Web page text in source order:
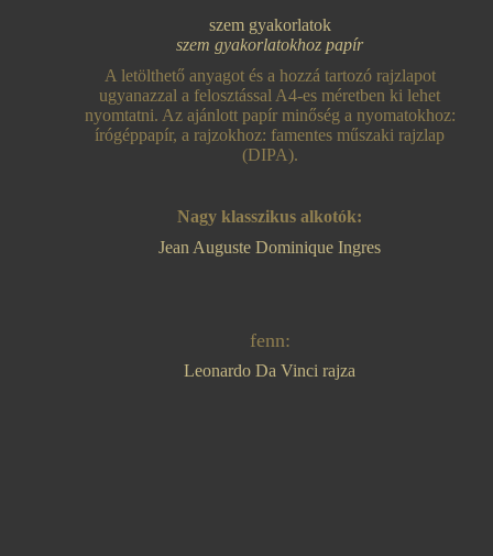
szem gyakorlatok
szem gyakorlatokhoz papír
A letölthető anyagot és a hozzá tartozó rajzlapot
ugyanazzal a felosztással A4-es méretben ki lehet
nyomtatni. Az ajánlott papír minőség a nyomatokhoz:
írógéppapír, a rajzokhoz: famentes műszaki rajzlap
(DIPA).
Nagy klasszikus alkotók:
Jean Auguste Dominique Ingres
fenn:
Leonardo Da Vinci rajza